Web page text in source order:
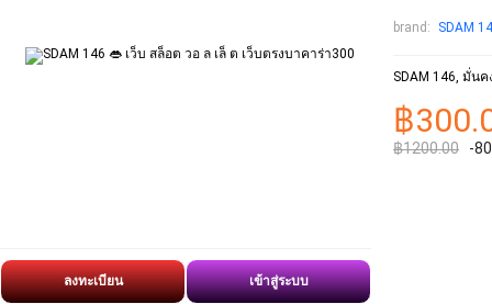
ลงทะเบียน เข้าสู่ระบบ
brand: SDAM
SDAM 146, มั่น
฿
฿1200.00 -